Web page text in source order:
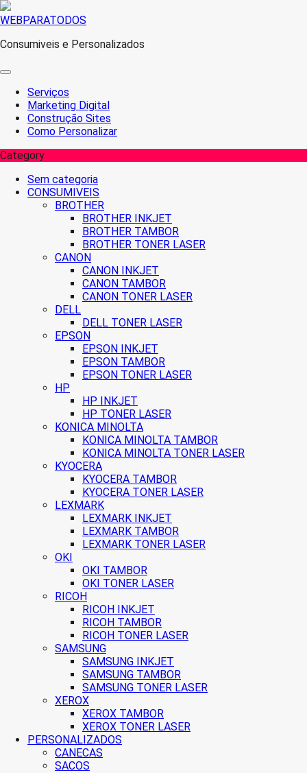
Skip
content
WEBPARATODOS
Consumiveis e Personalizados
Serviços
Marketing Digital
Construção Sites
Como Personalizar
Category
Sem categoria
CONSUMIVEIS
BROTHER
BROTHER INKJET
BROTHER TAMBOR
BROTHER TONER LASER
CANON
CANON INKJET
CANON TAMBOR
CANON TONER LASER
DELL
DELL TONER LASER
EPSON
EPSON INKJET
EPSON TAMBOR
EPSON TONER LASER
HP
HP INKJET
HP TONER LASER
KONICA MINOLTA
KONICA MINOLTA TAMBOR
KONICA MINOLTA TONER LASER
KYOCERA
KYOCERA TAMBOR
KYOCERA TONER LASER
LEXMARK
LEXMARK INKJET
LEXMARK TAMBOR
LEXMARK TONER LASER
OKI
OKI TAMBOR
OKI TONER LASER
RICOH
RICOH INKJET
RICOH TAMBOR
RICOH TONER LASER
SAMSUNG
SAMSUNG INKJET
SAMSUNG TAMBOR
SAMSUNG TONER LASER
XEROX
XEROX TAMBOR
XEROX TONER LASER
PERSONALIZADOS
CANECAS
SACOS